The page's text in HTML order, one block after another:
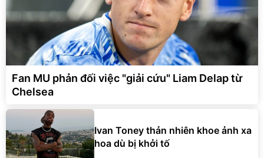
Fan MU phản đối việc "giải cứu" Liam Delap từ
Chelsea
Ivan Toney thản nhiên khoe ảnh xa
hoa dù bị khởi tố